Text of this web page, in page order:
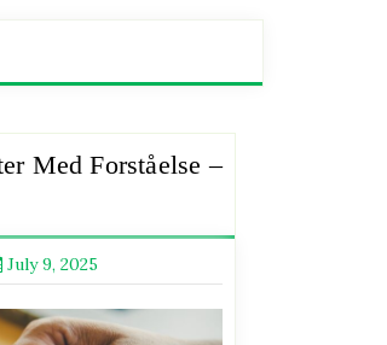
Med Forståelse –
July 9, 2025